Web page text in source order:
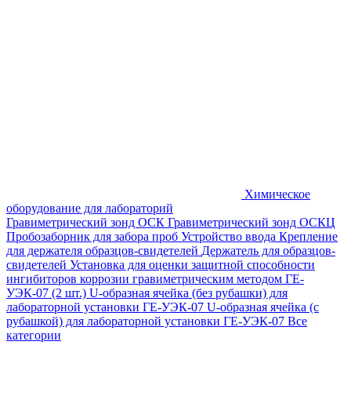
Химическое
оборудование для лабораторий
Гравиметрический зонд ОСК Гравиметрический зонд ОСКЦ
Пробозаборник для забора проб Устройство ввода Крепление
для держателя образцов-свидетелей Держатель для образцов-
свидетелей Установка для оценки защитной способности
ингибиторов коррозии гравиметрическим методом ГЕ-
УЭК-07 (2 шт.) U-образная ячейка (без рубашки) для
лабораторной установки ГЕ-УЭК-07 U-образная ячейка (с
рубашкой) для лабораторной установки ГЕ-УЭК-07 Все
категории